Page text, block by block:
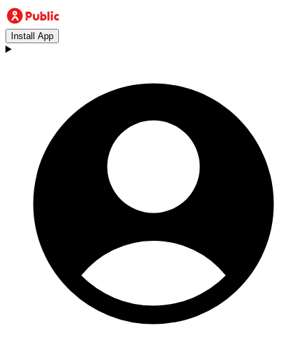
Install App